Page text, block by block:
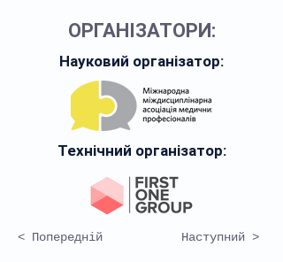
ОРГАНІЗАТОРИ:
Науковий організатор:
Технічний організатор:
< Попередній Наступний >